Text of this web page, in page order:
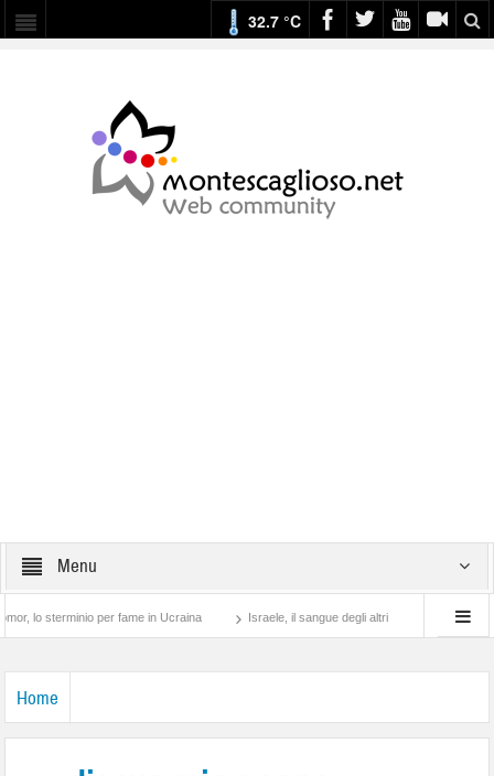
32.7 °C
Menu
per fame in Ucraina Israele, il sangue degli altri Lotta di classe…
Home